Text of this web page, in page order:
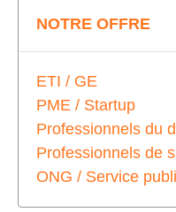
NOTRE OFFRE
ETI / GE
PME / Startup
Professionnels du
Professionnels de
ONG / Service